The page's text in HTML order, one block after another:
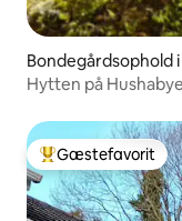
Bondegårdsophold
Hytten på
Bedste
Gæstefavorit